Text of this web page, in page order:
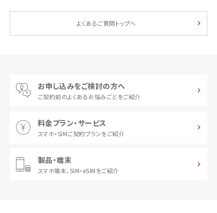
よくあるご質問トップへ
お申し込みをご検討の方へ
ご契約前のよくあるお悩みごとをご紹介
料金プラン・サービス
スマホ・SIMご契約プランをご紹介
製品・端末
スマホ端末、 SIM・eSIMをご紹介